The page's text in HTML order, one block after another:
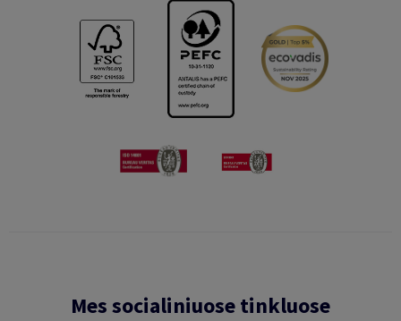
Mes socialiniuose tinkluose